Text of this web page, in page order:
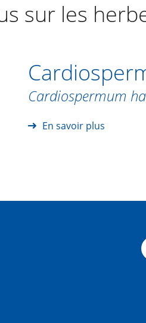
sur les
Cardiospermum
En savoir plus